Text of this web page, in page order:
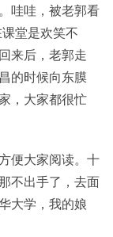
哇哇，被老郭看
堂是欢笑不
来后，老郭走
的时候向东膜
，大家都很忙
便大家阅读。十
不出手了，去面
大学，我的娘